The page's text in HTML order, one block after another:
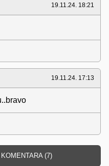
19.11.24. 18:21
19.11.24. 17:13
(7)